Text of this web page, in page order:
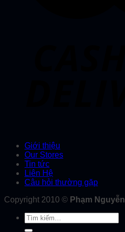
Giới thiệu
Our Stores
Tin tức
Liên Hệ
Câu hỏi thường gặp
Copyright 2010 © Phạm Nguyễn
Tìm
kiếm: